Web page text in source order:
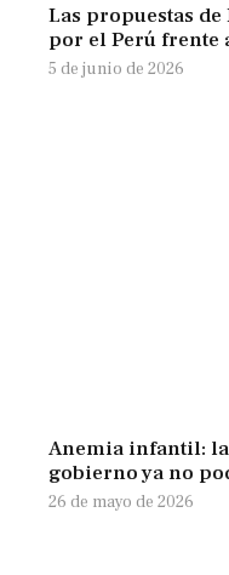
Las propuestas
por el Perú frente
5 de junio de 2026
Anemia infantil:
gobierno ya no
26 de mayo de 2026